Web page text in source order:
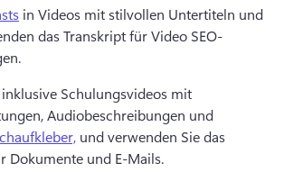
in Videos mit stilvollen Untertiteln und
das Transkript für Video SEO-
inklusive Schulungsvideos mit
Audiobeschreibungen und
und verwenden Sie das
Dokumente und E-Mails.